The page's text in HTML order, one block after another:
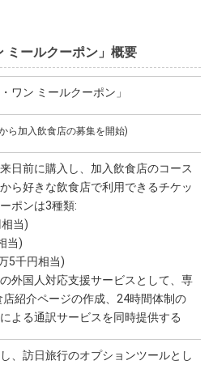
ミールクーポン」概要
ワン ミールクーポン」
ら加入飲食店の募集を開始)
日前に購入し、加入飲食店のコース
ら好きな飲食店で利用できるチケッ
ポンは3種類:
当)
当)
5千円相当)
外国人対応支援サービスとして、専
店紹介ページの作成、24時間体制の
よる通訳サービスを同時提供する
、訪日旅行のオプションツールとし